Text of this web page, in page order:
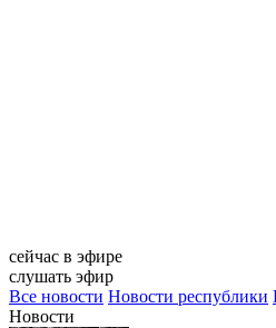
сейчас в эфире
слушать эфир
Все новости Новости республики
Новости